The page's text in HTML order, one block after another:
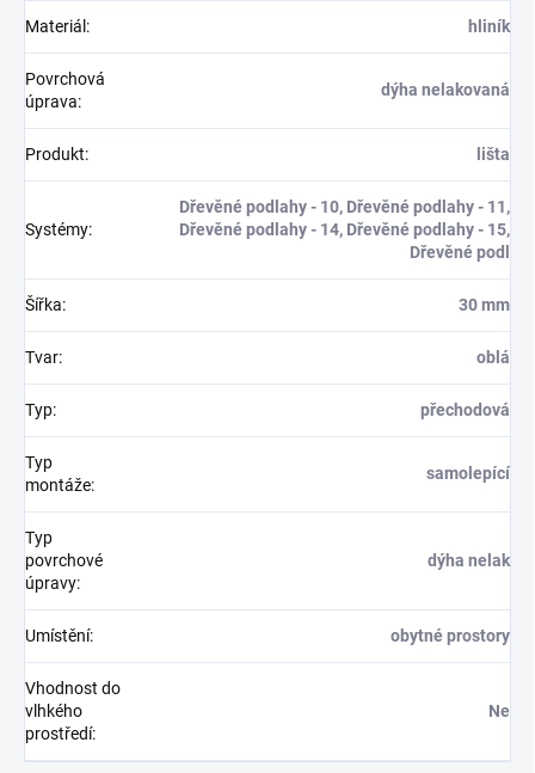
Materiál : hliník
Povrchová
úprava:
dýha nelakovaná
Produkt: lišta
Systémy:
Dřevěné podlahy - 10, Dřevěné podlahy - 11,
Dřevěné podlahy - 14, Dřevěné podlahy - 15,
Dřevěné podl
Šířka: 30 mm
Tvar: oblá
Typ: přechodová
Typ
montáže:
samolepící
Typ
povrchové
úpravy:
dýha nelak
Umístění: obytné prostory
Vhodnost do
vlhkého
prostředí:
Ne